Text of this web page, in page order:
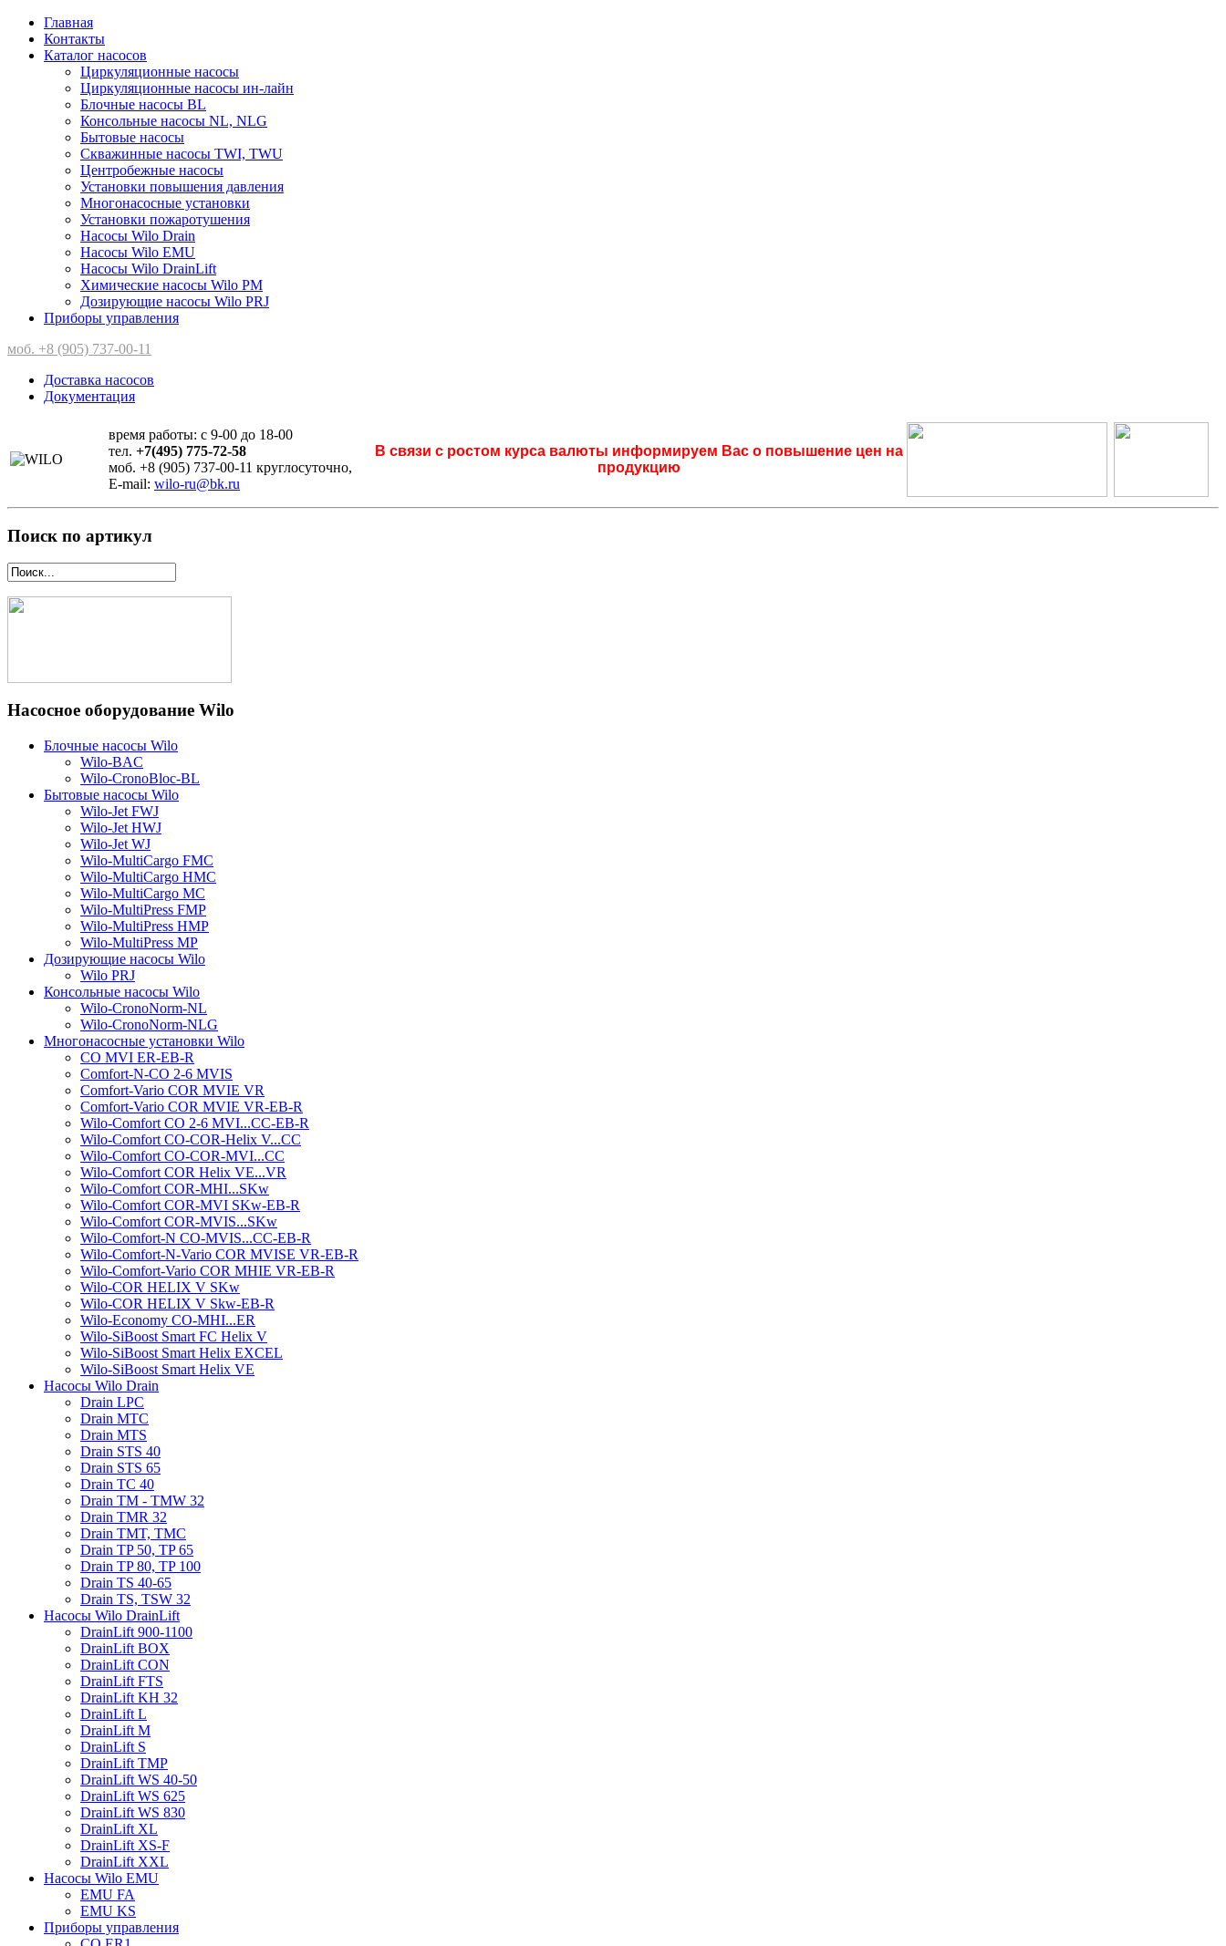
Главная
Контакты
Каталог насосов
Циркуляционные насосы
Циркуляционные насосы ин-лайн
Блочные насосы BL
Консольные насосы NL, NLG
Бытовые насосы
Скважинные насосы TWI, TWU
Центробежные насосы
Установки повышения давления
Многонасосные установки
Установки пожаротушения
Насосы Wilo Drain
Насосы Wilo EMU
Насосы Wilo DrainLift
Химические насосы Wilo PM
Дозирующие насосы Wilo PRJ
Приборы управления
моб. +8 (905) 737-00-11
Доставка насосов
Документация
время работы: с 9-00 до 18-00
тел. +7(495) 775-72-58
моб. +8 (905) 737-00-11 круглосуточно,
E-mail: wilo-ru@bk.ru
В связи с ростом курса валюты информируем Вас о повышение цен на
продукцию
Поиск по артикул
Насосное оборудование Wilo
Блочные насосы Wilo
Wilo-BAC
Wilo-CronoBloc-BL
Бытовые насосы Wilo
Wilo-Jet FWJ
Wilo-Jet HWJ
Wilo-Jet WJ
Wilo-MultiCargo FMC
Wilo-MultiCargo HMC
Wilo-MultiCargo MC
Wilo-MultiPress FMP
Wilo-MultiPress HMP
Wilo-MultiPress MP
Дозирующие насосы Wilo
Wilo PRJ
Консольные насосы Wilo
Wilo-CronoNorm-NL
Wilo-CronoNorm-NLG
Многонасосные установки Wilo
CO MVI ER-EB-R
Comfort-N-CO 2-6 MVIS
Comfort-Vario COR MVIE VR
Comfort-Vario COR MVIE VR-EB-R
Wilo-Comfort CO 2-6 MVI...CC-EB-R
Wilo-Comfort CO-COR-Helix V...CC
Wilo-Comfort CO-COR-MVI...CC
Wilo-Comfort COR Helix VE...VR
Wilo-Comfort COR-MHI...SKw
Wilo-Comfort COR-MVI SKw-EB-R
Wilo-Comfort COR-MVIS...SKw
Wilo-Comfort-N CO-MVIS...CC-EB-R
Wilo-Comfort-N-Vario COR MVISE VR-EB-R
Wilo-Comfort-Vario COR MHIE VR-EB-R
Wilo-COR HELIX V SKw
Wilo-COR HELIX V Skw-EB-R
Wilo-Economy CO-MHI...ER
Wilo-SiBoost Smart FC Helix V
Wilo-SiBoost Smart Helix EXCEL
Wilo-SiBoost Smart Helix VE
Насосы Wilo Drain
Drain LPC
Drain MTC
Drain MTS
Drain STS 40
Drain STS 65
Drain TC 40
Drain TM - TMW 32
Drain TMR 32
Drain TMT, TMC
Drain TP 50, TP 65
Drain TP 80, TP 100
Drain TS 40-65
Drain TS, TSW 32
Насосы Wilo DrainLift
DrainLift 900-1100
DrainLift BOX
DrainLift CON
DrainLift FTS
DrainLift KH 32
DrainLift L
DrainLift M
DrainLift S
DrainLift TMP
DrainLift WS 40-50
DrainLift WS 625
DrainLift WS 830
DrainLift XL
DrainLift XS-F
DrainLift XXL
Насосы Wilo EMU
EMU FA
EMU KS
Приборы управления